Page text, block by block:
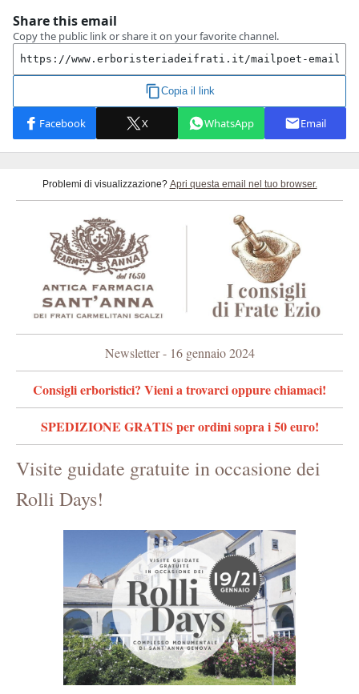
Problemi di visualizzazione? Apri questa email nel tuo browser.
Newsletter - 16 gennaio 2024
Consigli erboristici? Vieni a trovarci oppure chiamaci!
SPEDIZIONE GRATIS per ordini sopra i 50 euro!
Visite guidate gratuite in occasione dei
Rolli Days!